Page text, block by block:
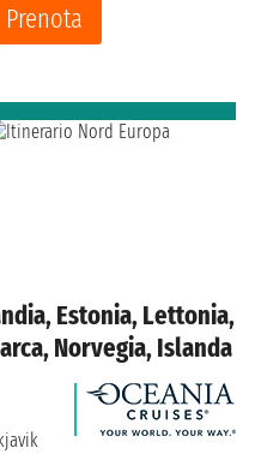
Prenota
Estonia, Lettonia,
Norvegia, Islanda